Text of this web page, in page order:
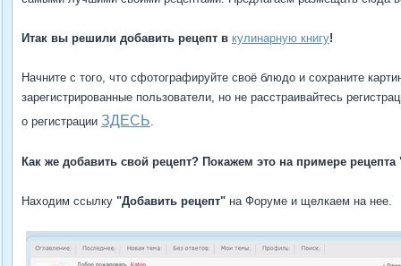
Итак вы решили добавить рецепт в кулинарную книгу!
Начните с того, что сфотографируйте своё блюдо и сохраните
зарегистрированные пользователи, но не расстраивайтесь
о регистрации ЗДЕСЬ.
Как же добавить свой рецепт? Покажем это на примере
Находим ссылку "Добавить рецепт" на Форуме и щелкаем на нее.